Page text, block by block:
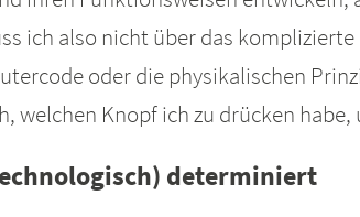
ich also nicht über das
oder die physikalischen
Knopf ich zu drücken
determiniert